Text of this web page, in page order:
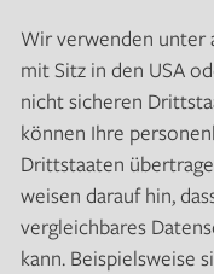
Wir verwenden unter
mit Sitz in den USA
nicht sicheren
können Ihre
Drittstaaten
weisen darauf hin,
vergleichbares
kann. Beispielsweise